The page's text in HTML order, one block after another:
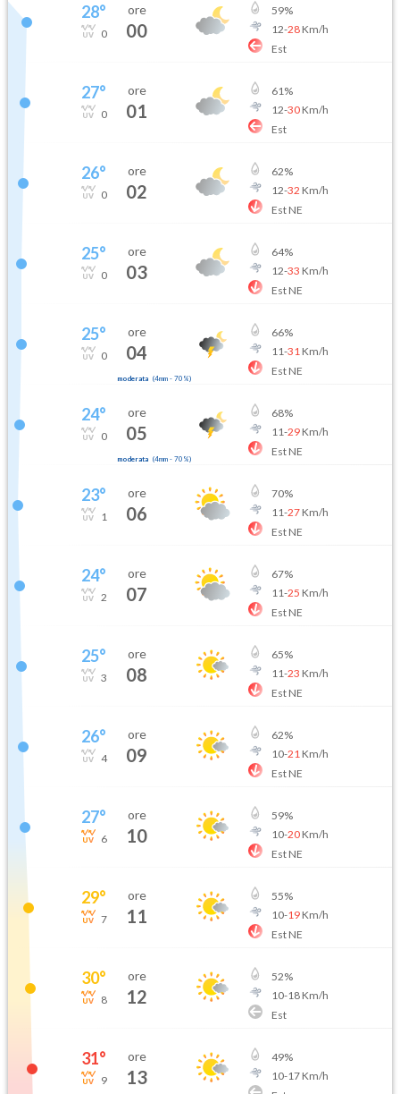
28°
0
ore
00
59%
12-28Km/h
Est
27°
0
ore
01
61%
12-30Km/h
Est
26°
0
ore
02
62%
12-32 Km/h
Est NE
25°
0
ore
03
64%
12-33 Km/h
Est NE
25°
0
ore
04
moderata (4mm- 70 %)
66%
11-31Km/h
Est NE
24°
0
ore
05
moderata (4mm- 70 %)
68%
11-29Km/h
Est NE
23°
1
ore
06
70%
11-27Km/h
Est NE
24°
2
ore
07
67%
11-25 Km/h
Est NE
25°
3
ore
08
65%
11-23 Km/h
Est NE
26°
4
ore
09
62%
10-21Km/h
Est NE
27°
6
ore
10
59%
10-20Km/h
Est NE
29°
7
ore
11
55%
10-19Km/h
Est NE
30°
8
ore
12
52%
10-18Km/h
Est
31°
9
ore
13
49%
10-17Km/h